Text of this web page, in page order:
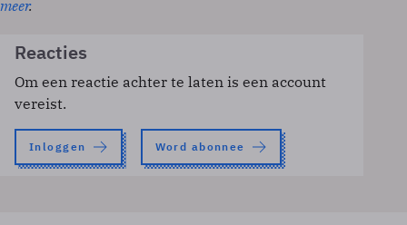
meer.
Reacties
Om een reactie achter te laten is een account
vereist.
Inloggen Word abonnee